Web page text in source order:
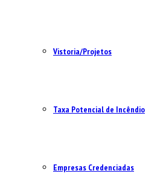
Vistoria/Projetos
Taxa Potencial de Incêndio
Empresas Credenciadas